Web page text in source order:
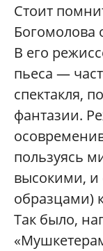
Стоит
Богомолова
В его
пьеса —
спектакля,
фантазии.
пользуясь
высокими,
образцами)
Так было,